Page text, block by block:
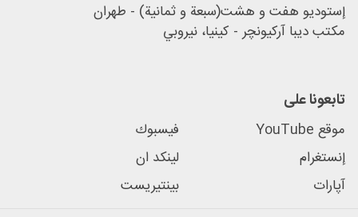
إستودیو هفت و هشت(سبعة و ثمانية) - طهران
مكتب دیبا آرکیونچر - كينيا، نيروبي
تابعونا علی
فيسبوك
موقع YouTube
لینکد ان
إنستغرام
بينتيريست
آپارات